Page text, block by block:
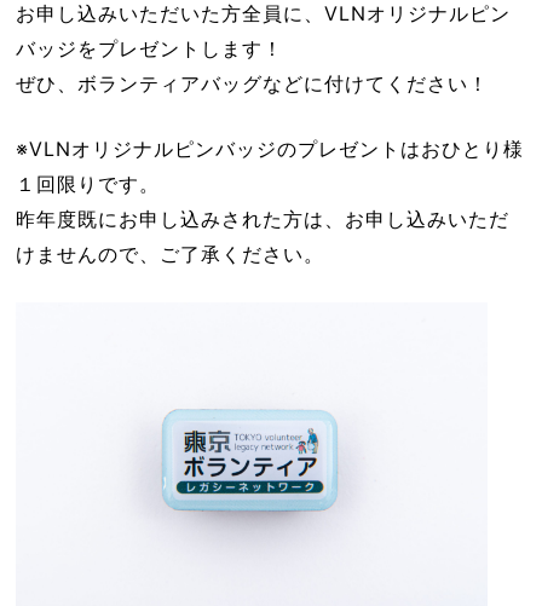
お申し込みいただいた方全員に、VLNオリジナルピン
バッジをプレゼントします！
ぜひ、ボランティアバッグなどに付けてください！
※VLNオリジナルピンバッジのプレゼントはおひとり様
１回限りです。
昨年度既にお申し込みされた方は、お申し込みいただ
けませんので、ご了承ください。